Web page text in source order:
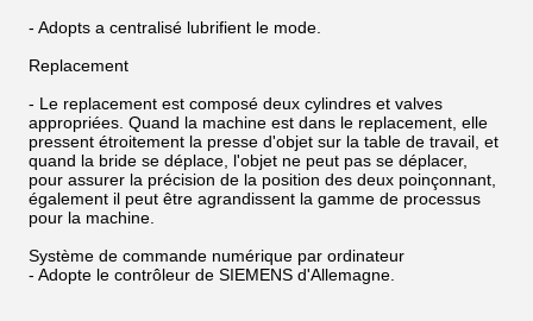
- Adopts a centralisé lubrifient le mode.
Replacement
- Le replacement est composé deux cylindres et valves
appropriées. Quand la machine est dans le replacement, elle
pressent étroitement la presse d'objet sur la table de travail, et
quand la bride se déplace, l'objet ne peut pas se déplacer,
pour assurer la précision de la position des deux poinçonnant,
également il peut être agrandissent la gamme de processus
pour la machine.
Système de commande numérique par ordinateur
- Adopte le contrôleur de SIEMENS d'Allemagne.